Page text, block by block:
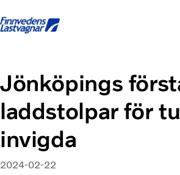
Lastbilar
Tjänster
Begagnade lastbilar
Nyheter och Artiklar
Om oss
Jönköpings
laddstolpar för
invigda
2024-02-22